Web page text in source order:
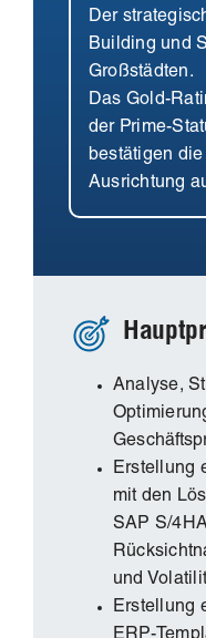
Der
Building und
Großstädten.
Das Gold-
der Prime-
bestätigen
Ausrichtung
Analyse,
Erstellung
mit den
SAP S/
und
Erstellung